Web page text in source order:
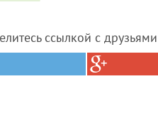
ссылкой с